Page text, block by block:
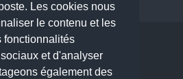
Les cookies nous
le contenu et les
fonctionnalités
et d'analyser
également des